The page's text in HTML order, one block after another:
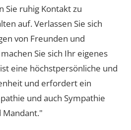
Sie ruhig Kontakt zu
auf. Verlassen Sie sich
von Freunden und
Sie sich Ihr eigenes
eine höchstpersönliche und
und erfordert ein
und auch Sympathie
Mandant."